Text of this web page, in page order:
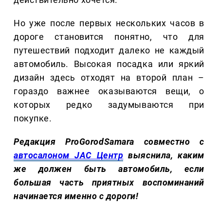
Но уже после первых нескольких часов в
дороге становится понятно, что для
путешествий подходит далеко не каждый
автомобиль. Высокая посадка или яркий
дизайн здесь отходят на второй план –
гораздо важнее оказываются вещи, о
которых редко задумываются при
покупке.
Редакция ProGorodSamara совместно с
автосалоном JAC Центр выяснила, каким
же должен быть автомобиль, если
большая часть приятных воспоминаний
начинается именно с дороги!